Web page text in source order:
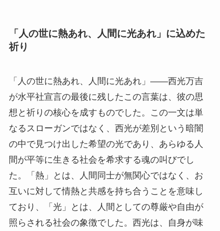
「人の世に熱あれ、人間に光あれ」に込めた
祈り
「人の世に熱あれ、人間に光あれ」――西光万吉
が水平社宣言の最後に残したこの言葉は、彼の思
想と祈りの核心を成すものでした。この一文は単
なるスローガンではなく、西光が差別という暗闇
の中で見つけ出した希望の光であり、あらゆる人
間が平等に生きる社会を希求する魂の叫びでし
た。「熱」とは、人間同士が無関心ではなく、お
互いに対して情熱と共感を持ち合うことを意味し
ており、「光」とは、人間としての尊厳や自由が
照らされる社会の象徴でした。西光は、自身が味